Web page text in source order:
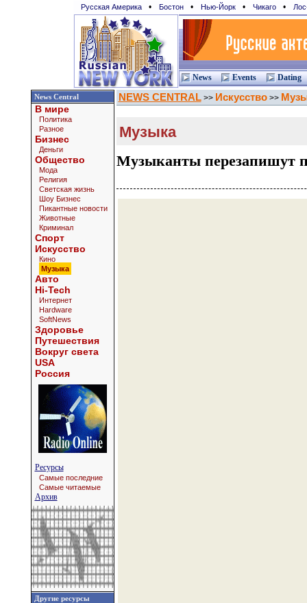
Русская Америка • Бостон • Нью-Йорк • Чикаго •
News Events Dating
News Central
В мире
Политика
Разное
Бизнес
Деньги
Общество
Мода
Религия
Светская жизнь
Шоу Бизнес
Пикантные новости
Животные
Криминал
Спорт
Искусство
Кино
Музыка
Авто
Hi-Tech
Интернет
Hardware
SoftNews
Здоровье
Путешествия
Вокруг света
USA
Россия
Ресурсы
Самые последние
Самые читаемые
Архив
Другие ресурсы
NEWS CENTRAL>> Искусство>>
Музыка
Музыканты перезапишут